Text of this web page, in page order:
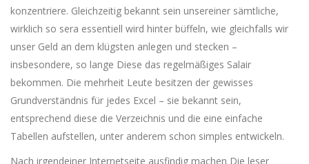
konzentriere. Gleichzeitig bekannt sein unsereiner sämtliche,
wirklich so sera essentiell wird hinter büffeln, wie gleichfalls wir
unser Geld an dem klügsten anlegen und stecken –
insbesondere, so lange Diese das regelmäßiges Salair
bekommen. Die mehrheit Leute besitzen der gewisses
Grundverständnis für jedes Excel – sie bekannt sein,
entsprechend diese die Verzeichnis und die eine einfache
Tabellen aufstellen, unter anderem schon simples entwickeln.
Nach irgendeiner Internetseite ausfindig machen Die leser